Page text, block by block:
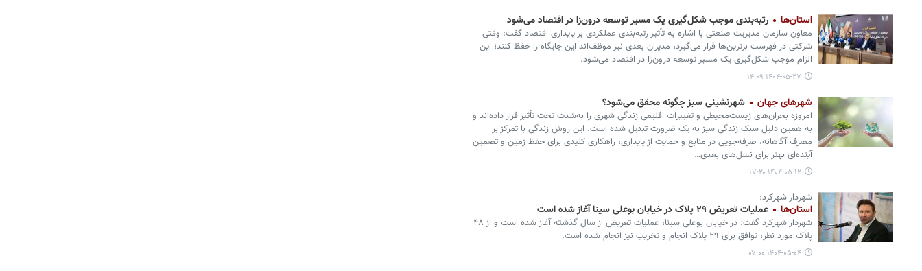
استان‌ها رتبه‌بندی موجب شکل‌گیری یک مسیر توسعه درون‌زا در اقتصاد می‌شود
معاون سازمان مدیریت صنعتی با اشاره به تأثیر رتبه‌بندی عملکردی بر پایداری اقتصاد گفت: وقتی
شرکتی در فهرست برترین‌ها قرار می‌گیرد، مدیران بعدی نیز موظف‌اند این جایگاه را حفظ کنند؛ این
الزام موجب شکل‌گیری یک مسیر توسعه درون‌زا در اقتصاد می‌شود.
۱۴۰۴-۰۵-۲۷ ۱۴:۰۹
شهرهای جهان شهرنشینی سبز چگونه محقق می‌شود؟
امروزه بحران‌های زیست‌محیطی و تغییرات اقلیمی زندگی شهری را به‌شدت تحت تأثیر قرار داده‌اند و
به همین دلیل سبک زندگی سبز به یک ضرورت تبدیل شده است. این روش زندگی با تمرکز بر
مصرف آگاهانه، صرفه‌جویی در منابع و حمایت از پایداری، راهکاری کلیدی برای حفظ زمین و تضمین
آینده‌ای بهتر برای نسل‌های بعدی…
۱۴۰۴-۰۵-۱۲ ۱۷:۲۰
شهردار شهرکرد:
استان‌ها عملیات تعریض ۲۹ پلاک در خیابان بوعلی سینا آغاز شده است
شهردار شهرکرد گفت: در خیابان بوعلی سینا، عملیات تعریض از سال گذشته آغاز شده است و از ۴۸
پلاک مورد نظر، توافق برای ۲۹ پلاک انجام و تخریب نیز انجام شده است.
۱۴۰۴-۰۵-۰۴ ۰۷:۰۰